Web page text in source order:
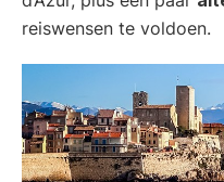
reiswensen te voldoen.